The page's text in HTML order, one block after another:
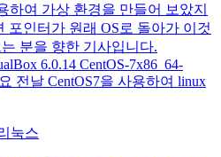
하여 가상 환경을 만들어 보았지
포인터가 원래 OS로 돌아가 이것
분을 향한 기사입니다.
6.0.14 CentOS-7x86_64-
전날 CentOS7을 사용하여 linux
눅스